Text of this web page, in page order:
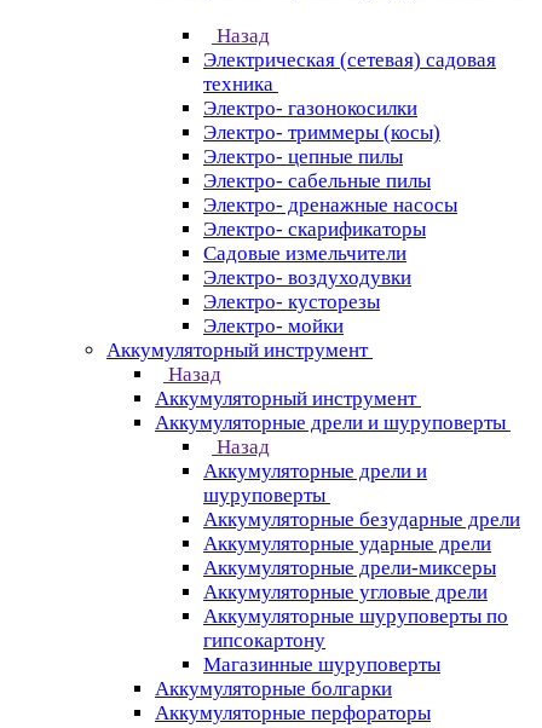
Назад
Электрическая (сетевая) садовая
техника
Электро- газонокосилки
Электро- триммеры (косы)
Электро- цепные пилы
Электро- сабельные пилы
Электро- дренажные насосы
Электро- скарификаторы
Садовые измельчители
Электро- воздуходувки
Электро- кусторезы
Электро- мойки
Аккумуляторный инструмент
Назад
Аккумуляторный инструмент
Аккумуляторные дрели и шуруповерты
Назад
Аккумуляторные дрели и
шуруповерты
Аккумуляторные безударные дрели
Аккумуляторные ударные дрели
Аккумуляторные дрели-миксеры
Аккумуляторные угловые дрели
Аккумуляторные шуруповерты по
гипсокартону
Магазинные шуруповерты
Аккумуляторные болгарки
Аккумуляторные перфораторы